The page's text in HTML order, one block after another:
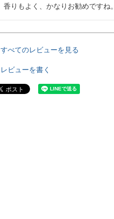
香りもよく、かなりお勧めですね。
すべてのレビューを見る
レビューを書く